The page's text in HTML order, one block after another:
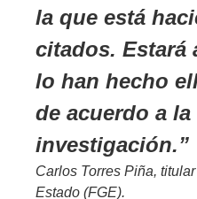
la que está
citados. Estará
lo han hecho
de acuerdo a la
investigación.
Carlos Torres Piña,
Estado (FGE).